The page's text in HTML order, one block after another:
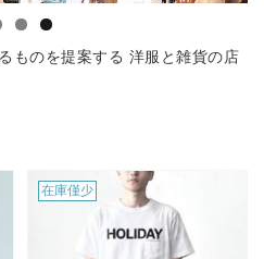
ものを提案する 洋服と雑貨の店
在庫僅少